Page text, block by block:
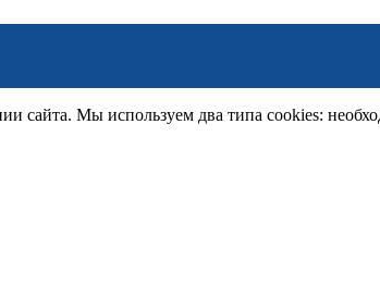
сайта. Мы используем два типа cookies: